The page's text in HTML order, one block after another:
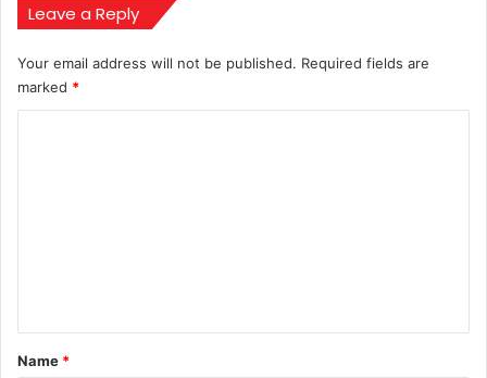
Leave a Reply
Your email address will not be published. Required fields are
marked *
*
Name *